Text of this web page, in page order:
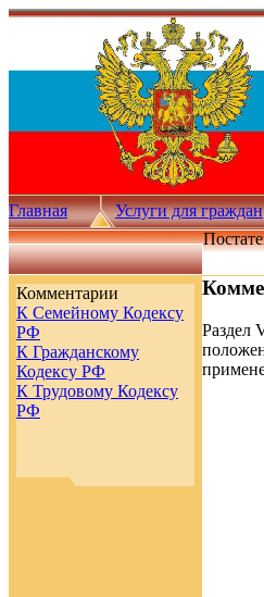
Главная Услуги для граждан
Комментарии
К Семейному Кодексу
РФ
К Гражданскому
Кодексу РФ
К Трудовому Кодексу
РФ
Раздел